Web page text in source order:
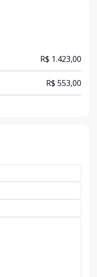
R$ 1.423,00
R$ 553,00